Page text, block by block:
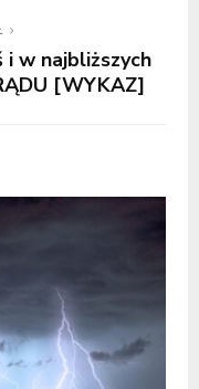
i w najbliższych
[WYKAZ]